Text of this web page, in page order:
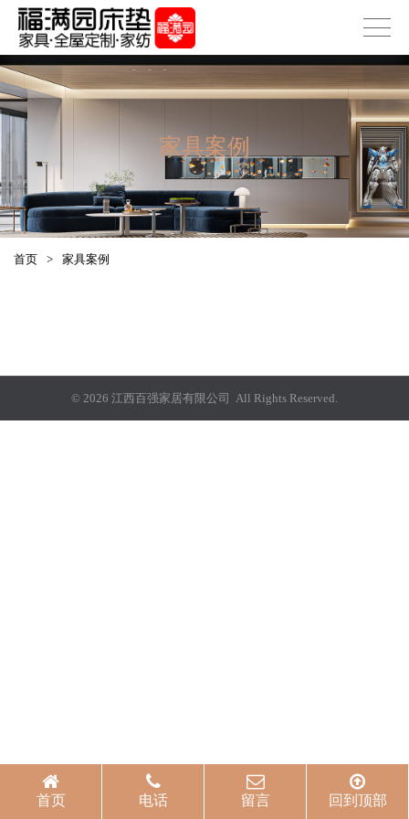
家具案例
首页 > 家具案例
© 2026 江西百强家居有限公司 All Rights Reserved.
首页 电话 留言 回到顶部